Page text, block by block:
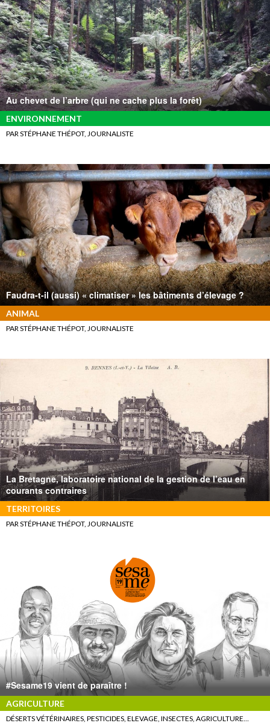
Au chevet de l’arbre (qui ne cache plus la forêt)
ENVIRONNEMENT
PAR STÉPHANE THÉPOT, JOURNALISTE
Faudra-t-il (aussi) « climatiser » les bâtiments d’élevage ?
ANIMAL
PAR STÉPHANE THÉPOT, JOURNALISTE
La Bretagne, laboratoire national de la gestion de l’eau en
courants contraires
TERRITOIRES
PAR STÉPHANE THÉPOT, JOURNALISTE
#Sesame19 vient de paraître !
AGRICULTURE
DÉSERTS VÉTÉRINAIRES, PESTICIDES, ELEVAGE, INSECTES, AGRICULTURE…